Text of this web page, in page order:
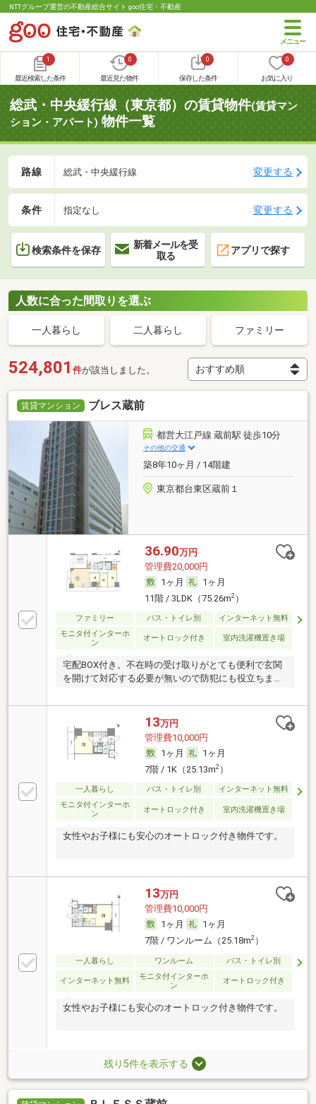
NTTグループ運営の不動産総合サイト goo住宅・不動産
1
最近検索した条件
0
最近見た物件
0
保存した条件
0
お気に入り
総武・中央緩行線（東京都）の賃貸物件(賃貸マン
ション・アパート) 物件一覧
路線 総武・中央緩行線 変更する
条件 指定なし 変更する
検索条件を保存
新着メールを受
取る
アプリで探す
人数に合った間取りを選ぶ
一人暮らし 二人暮らし ファミリー
524,801 件が該当しました。
賃貸マンション ブレス蔵前
都営大江戸線 蔵前駅 徒歩10分
その他の交通
築8年10ヶ月 / 14階建
東京都台東区蔵前１
36.90万円
管理費20,000円
1ヶ月
1ヶ月
11階 / 3LDK（75.26m2）
ファミリー バス・トイレ別
インターネット無料
モニタ付インターホ
ン
オートロック付き 室内洗濯機置き場
宅配BOX付き。不在時の受け取りがとても便利で玄関
を開けて対応する必要が無いので防犯にも役立ちま
13万円
管理費10,000円
1ヶ月
1ヶ月
7階 / 1K（25.13m2）
一人暮らし バス・トイレ別
インターネット無料
モニタ付インターホ
ン
オートロック付き 室内洗濯機置き場
女性やお子様にも安心のオートロック付き物件です。
13万円
管理費10,000円
1ヶ月
1ヶ月
7階 / ワンルーム（25.18m2）
一人暮らし ワンルーム バス・トイレ別
インターネット無料
モニタ付インターホ
ン
オートロック付き
女性やお子様にも安心のオートロック付き物件です。
残り5件を表示する